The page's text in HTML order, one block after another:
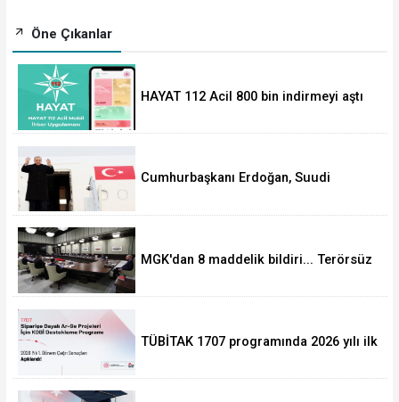
Öne Çıkanlar
HAYAT 112 Acil 800 bin indirmeyi aştı
Cumhurbaşkanı Erdoğan, Suudi
MGK'dan 8 maddelik bildiri... Terörsüz
TÜBİTAK 1707 programında 2026 yılı ilk